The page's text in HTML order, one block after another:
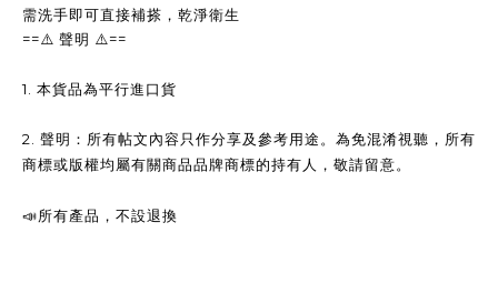
需洗手即可直接補搽，乾淨衛生
==⚠️ 聲明 ⚠️==
1. 本貨品為平行進口貨
2. 聲明：所有帖文內容只作分享及參考用途。為免混淆視聽，所有
商標或版權均屬有關商品品牌商標的持有人，敬請留意。
📣所有產品，不設退換